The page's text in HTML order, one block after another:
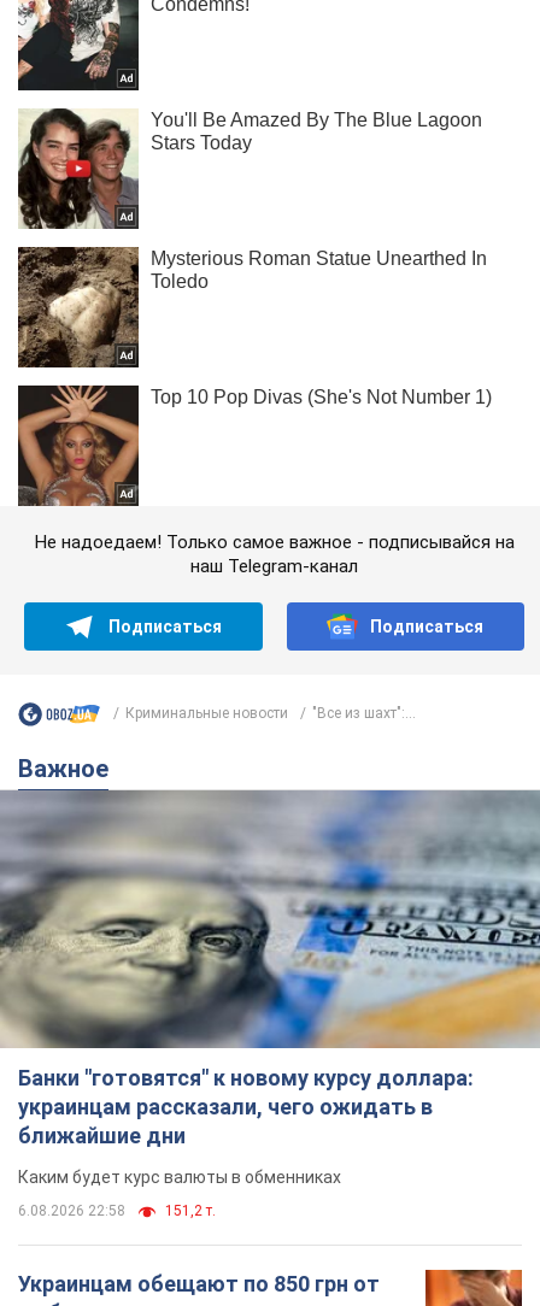
Не надоедаем! Только самое важное - подписывайся на
наш Telegram-канал
Подписаться Подписаться
Криминальные новости "Все из шахт":...
Важное
Банки "готовятся" к новому курсу доллара:
украинцам рассказали, чего ожидать в
ближайшие дни
Каким будет курс валюты в обменниках
6.08.2026 22:58 151,2 т.
Украинцам обещают по 850 грн от